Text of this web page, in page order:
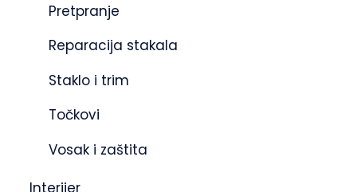
Pretpranje
Reparacija stakala
Staklo i trim
Točkovi
Vosak i zaštita